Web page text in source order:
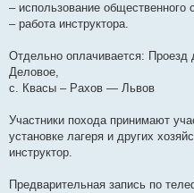
– использование общественного
– работа инструктора.
Отдельно оплачивается: Проезд
Деловое,
с. Квасы – Рахов — Львов
Участники похода принимают
установке лагеря и других
инструктор.
Предварительная запись по